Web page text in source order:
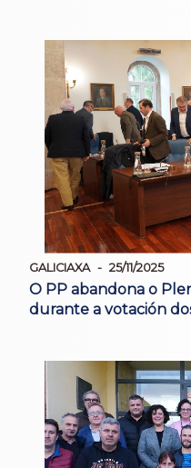
GALICIAXA 25/11/2025
O PP abandona o
durante a votación